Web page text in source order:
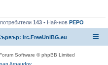
143 • Най-нов PEPO
irc.FreeUniBG.eu
Software © phpBB Limited
Arnaudov